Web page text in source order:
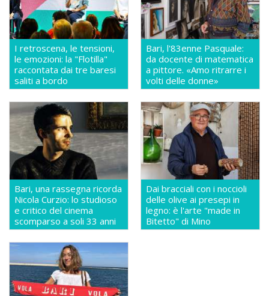
I retroscena, le tensioni,
le emozioni: la "Flotilla"
raccontata dai tre baresi
saliti a bordo
Bari, l'83enne Pasquale:
da docente di matematica
a pittore. «Amo ritrarre i
volti delle donne»
Bari, una rassegna ricorda
Nicola Curzio: lo studioso
e critico del cinema
scomparso a soli 33 anni
Dai bracciali con i noccioli
delle olive ai presepi in
legno: è l'arte "made in
Bitetto" di Mino